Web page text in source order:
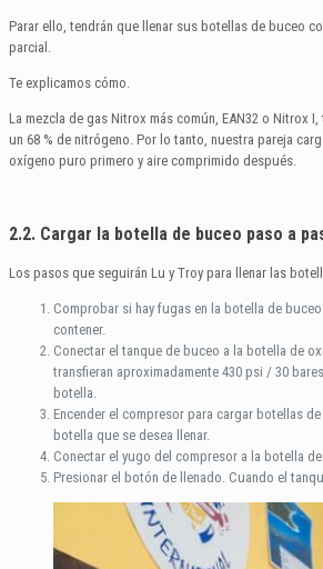
Parar ello, tendrán que llenar sus botellas de buceo
parcial.
Te explicamos cómo.
La mezcla de gas Nitrox más común, EAN32 o Nitrox
un 68 % de nitrógeno. Por lo tanto, nuestra pareja
oxígeno puro primero y aire comprimido después.
2.2. Cargar la botella de buceo paso a
Los pasos que seguirán Lu y Troy para llenar las
Comprobar si hay fugas en la botella de
contener.
Conectar el tanque de buceo a la botella de
transfieran aproximadamente 430 psi / 30
botella.
Encender el compresor para cargar botellas
botella que se desea llenar.
Conectar el yugo del compresor a la botella
Presionar el botón de llenado. Cuando el